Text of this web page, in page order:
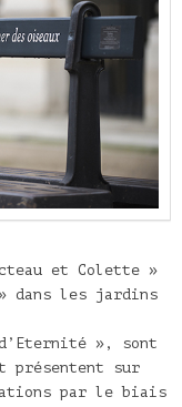
et Colette »
» dans les jardins
», sont
présentent sur
par le biais